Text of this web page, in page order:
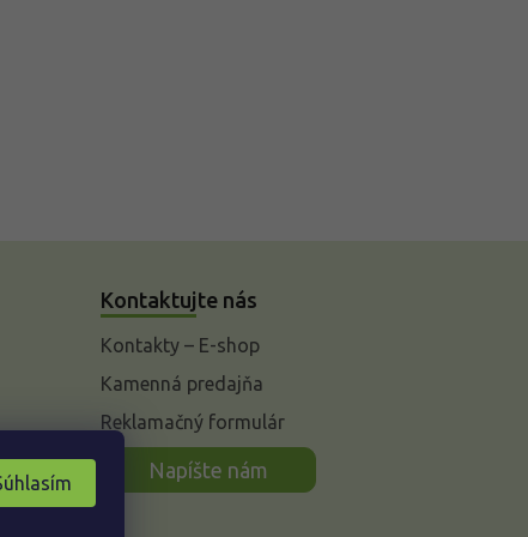
Kontaktujte nás
Kontakty – E-shop
Kamenná predajňa
Reklamačný formulár
Napíšte nám